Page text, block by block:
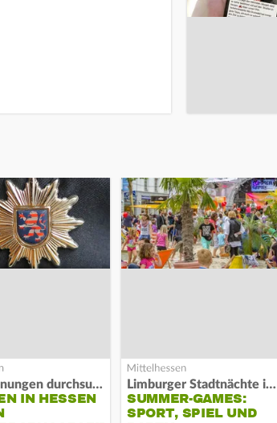
63 Wohnungen durchsucht
IN HESSEN
Limburger Stadtnächte im Sand
SUMMER-GAMES:
SPORT, SPIEL UND